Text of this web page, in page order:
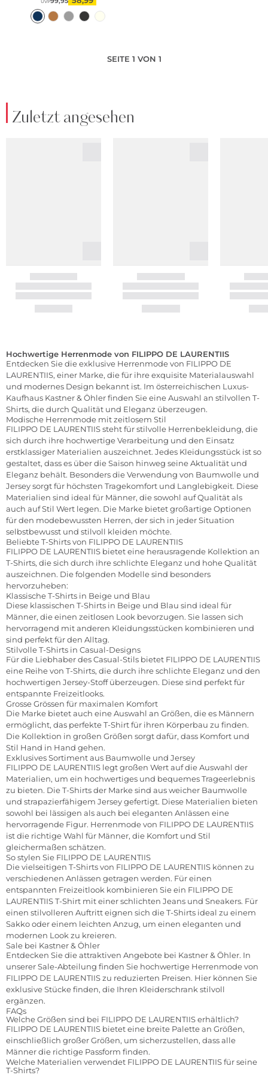
UVP
SEITE 1 VON 1
Zuletzt angesehen
Hochwertige Herrenmode von FILIPPO DE LAURENTIIS
Entdecken Sie die exklusive Herrenmode von FILIPPO DE
LAURENTIIS, einer Marke, die für ihre exquisite Materialauswahl
und modernes Design bekannt ist. Im österreichischen Luxus-
Kaufhaus Kastner & Öhler finden Sie eine Auswahl an stilvollen T-
Shirts, die durch Qualität und Eleganz überzeugen.
Modische Herrenmode mit zeitlosem Stil
FILIPPO DE LAURENTIIS steht für stilvolle Herrenbekleidung, die
sich durch ihre hochwertige Verarbeitung und den Einsatz
erstklassiger Materialien auszeichnet. Jedes Kleidungsstück ist so
gestaltet, dass es über die Saison hinweg seine Aktualität und
Eleganz behält. Besonders die Verwendung von Baumwolle und
Jersey sorgt für höchsten Tragekomfort und Langlebigkeit. Diese
Materialien sind ideal für Männer, die sowohl auf Qualität als
auch auf Stil Wert legen. Die Marke bietet großartige Optionen
für den modebewussten Herren, der sich in jeder Situation
selbstbewusst und stilvoll kleiden möchte.
Beliebte T-Shirts von FILIPPO DE LAURENTIIS
FILIPPO DE LAURENTIIS bietet eine herausragende Kollektion an
T-Shirts, die sich durch ihre schlichte Eleganz und hohe Qualität
auszeichnen. Die folgenden Modelle sind besonders
hervorzuheben:
Klassische T-Shirts in Beige und Blau
Diese klassischen T-Shirts in Beige und Blau sind ideal für
Männer, die einen zeitlosen Look bevorzugen. Sie lassen sich
hervorragend mit anderen Kleidungsstücken kombinieren und
sind perfekt für den Alltag.
Stilvolle T-Shirts in Casual-Designs
Für die Liebhaber des Casual-Stils bietet FILIPPO DE LAURENTIIS
eine Reihe von T-Shirts, die durch ihre schlichte Eleganz und den
hochwertigen Jersey-Stoff überzeugen. Diese sind perfekt für
entspannte Freizeitlooks.
Grosse Grössen für maximalen Komfort
Die Marke bietet auch eine Auswahl an Größen, die es Männern
ermöglicht, das perfekte T-Shirt für ihren Körperbau zu finden.
Die Kollektion in großen Größen sorgt dafür, dass Komfort und
Stil Hand in Hand gehen.
Exklusives Sortiment aus Baumwolle und Jersey
FILIPPO DE LAURENTIIS legt großen Wert auf die Auswahl der
Materialien, um ein hochwertiges und bequemes Trageerlebnis
zu bieten. Die T-Shirts der Marke sind aus weicher Baumwolle
und strapazierfähigem Jersey gefertigt. Diese Materialien bieten
sowohl bei lässigen als auch bei eleganten Anlässen eine
hervorragende Figur. Herrenmode von FILIPPO DE LAURENTIIS
ist die richtige Wahl für Männer, die Komfort und Stil
gleichermaßen schätzen.
So stylen Sie FILIPPO DE LAURENTIIS
Die vielseitigen T-Shirts von FILIPPO DE LAURENTIIS können zu
verschiedenen Anlässen getragen werden. Für einen
entspannten Freizeitlook kombinieren Sie ein FILIPPO DE
LAURENTIIS T-Shirt mit einer schlichten Jeans und Sneakers. Für
einen stilvolleren Auftritt eignen sich die T-Shirts ideal zu einem
Sakko oder einem leichten Anzug, um einen eleganten und
modernen Look zu kreieren.
Sale bei Kastner & Öhler
Entdecken Sie die attraktiven Angebote bei Kastner & Öhler. In
unserer Sale-Abteilung finden Sie hochwertige Herrenmode von
FILIPPO DE LAURENTIIS zu reduzierten Preisen. Hier können Sie
exklusive Stücke finden, die Ihren Kleiderschrank stilvoll
ergänzen.
FAQs
Welche Größen sind bei FILIPPO DE LAURENTIIS erhältlich?
FILIPPO DE LAURENTIIS bietet eine breite Palette an Größen,
einschließlich großer Größen, um sicherzustellen, dass alle
Männer die richtige Passform finden.
Welche Materialien verwendet FILIPPO DE LAURENTIIS für seine
T-Shirts?